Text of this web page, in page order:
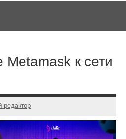
к сети
редактор